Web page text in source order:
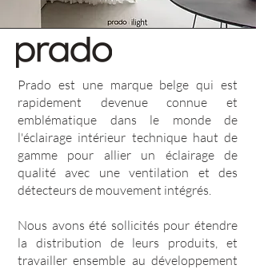
Prado est une marque belge qui est
rapidement devenue connue et
emblématique dans le monde de
l'éclairage intérieur technique haut de
gamme pour allier un éclairage de
qualité avec une ventilation et des
détecteurs de mouvement intégrés.
Nous avons été sollicités pour étendre
la distribution de leurs produits, et
travailler ensemble au développement